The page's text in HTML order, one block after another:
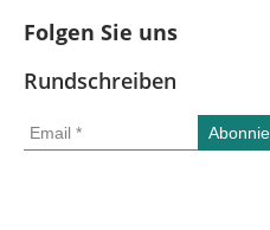
Folgen Sie uns
Rundschreiben